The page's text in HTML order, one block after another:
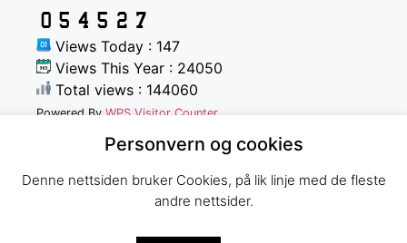
Views Today : 147
Views This Year : 24050
Total views : 144060
Powered By WPS Visitor Counter
Norges Havfiskeforbund
Personvern og cookies
Denne nettsiden bruker Cookies, på lik linje med de fleste
andre nettsider.